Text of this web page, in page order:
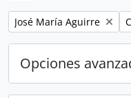
Remove filter:
José María Aguirre
Opciones